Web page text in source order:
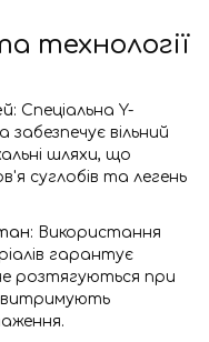
технології
: Спеціальна Y-
вільний
шляхи, що
суглобів та легень
: Використання
гарантує
розтягуються при
витримують